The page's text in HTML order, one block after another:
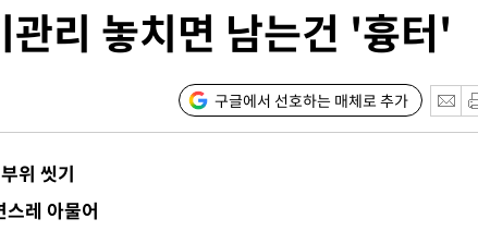
흔적 포착
시 꺾인다"
최대 위협"
권' 수용할까
해 불가피"
압수수색
리 놓치면 남는건 '흉터'
구글에서 선호하는 매체로 추가
위 씻기
레 아물어